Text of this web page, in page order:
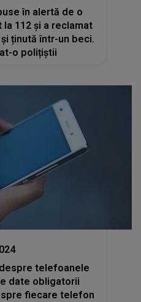
în alertă de o
la 112 și a reclamat
ținută într-un beci.
o polițiștii
telefoanele
date obligatorii
fiecare telefon